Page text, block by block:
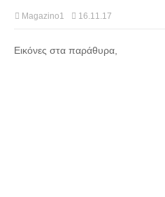
Magazino1 16.11.17
Εικόνες στα παράθυρα,